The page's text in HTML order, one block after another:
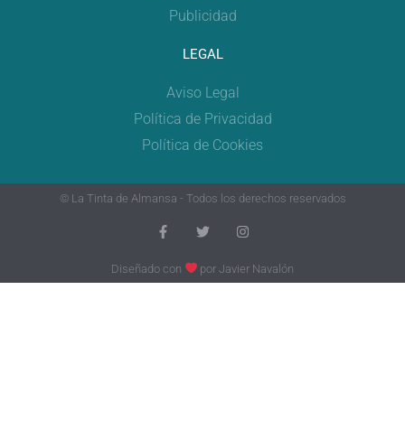
Publicidad
LEGAL
Aviso Legal
Política de Privacidad
Política de Cookies
© La Tinta de Almansa - Todos los derechos reservados
Diseñado con porJavier Navalón